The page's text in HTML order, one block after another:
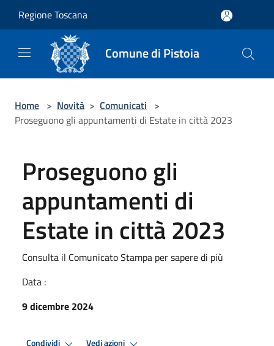
Regione Toscana
Comune di Pistoia
Home > Novità > Comunicati >
Proseguono gli appuntamenti di Estate in città 2023
Proseguono gli
appuntamenti di
Estate in città 2023
Consulta il Comunicato Stampa per sapere di più
Data :
9 dicembre 2024
Condividi Vedi azioni